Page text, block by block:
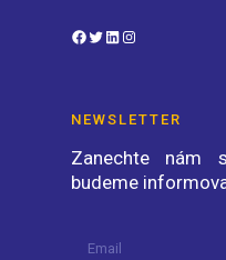
Facebook
TwitterLinkedIn
NEWSLETTER
Zanechte nám
budeme